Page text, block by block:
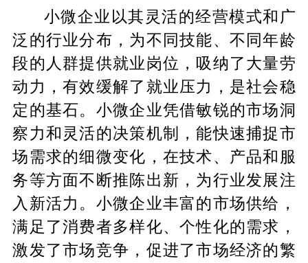
小微企业以其灵活的经营模式和广
泛的行业分布，为不同技能、不同年龄
段的人群提供就业岗位，吸纳了大量劳
动力，有效缓解了就业压力，是社会稳
定的基石。小微企业凭借敏锐的市场洞
察力和灵活的决策机制，能快速捕捉市
场需求的细微变化，在技术、产品和服
务等方面不断推陈出新，为行业发展注
入新活力。小微企业丰富的市场供给，
满足了消费者多样化、个性化的需求，
激发了市场竞争，促进了市场经济的繁